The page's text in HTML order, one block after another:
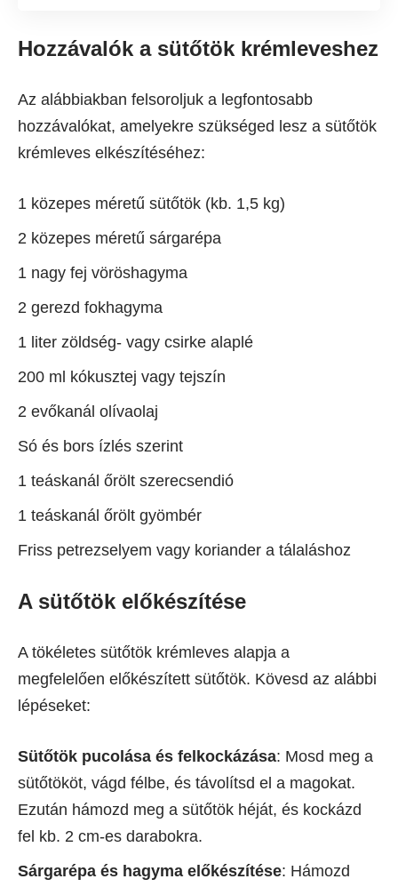
Hozzávalók a sütőtök krémleveshez
Az alábbiakban felsoroljuk a legfontosabb
hozzávalókat, amelyekre szükséged lesz a sütőtök
krémleves elkészítéséhez:
1 közepes méretű sütőtök (kb. 1,5 kg)
2 közepes méretű sárgarépa
1 nagy fej vöröshagyma
2 gerezd fokhagyma
1 liter zöldség- vagy csirke alaplé
200 ml kókusztej vagy tejszín
2 evőkanál olívaolaj
Só és bors ízlés szerint
1 teáskanál őrölt szerecsendió
1 teáskanál őrölt gyömbér
Friss petrezselyem vagy koriander a tálaláshoz
A sütőtök előkészítése
A tökéletes sütőtök krémleves alapja a
megfelelően előkészített sütőtök. Kövesd az alábbi
lépéseket:
Sütőtök pucolása és felkockázása: Mosd meg a
sütőtököt, vágd félbe, és távolítsd el a magokat.
Ezután hámozd meg a sütőtök héját, és kockázd
fel kb. 2 cm-es darabokra.
Sárgarépa és hagyma előkészítése: Hámozd